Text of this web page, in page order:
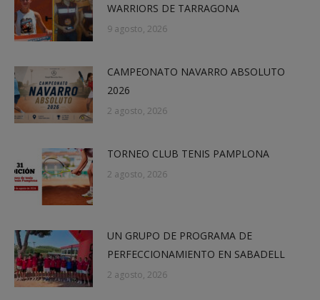
WARRIORS DE TARRAGONA
9 agosto, 2026
CAMPEONATO NAVARRO ABSOLUTO
2026
2 agosto, 2026
TORNEO CLUB TENIS PAMPLONA
2 agosto, 2026
UN GRUPO DE PROGRAMA DE
PERFECCIONAMIENTO EN SABADELL
2 agosto, 2026